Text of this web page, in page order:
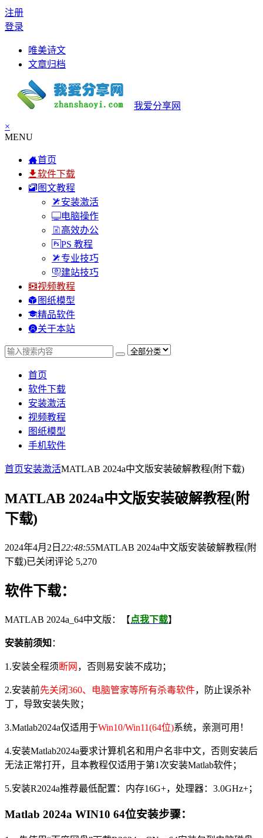
注册
登录
唯美诗文
文章归档
我爱分享网
×
MENU
首页
软件下载
图文教程
安装激活
电脑操作
高效办公
PS 教程
专业技巧
建站技巧
视频教程
图纸模型
精品软件
关于本站
首页
软件下载
安装激活
视频教程
图纸模型
手机软件
首页安装激活MATLAB 2024a中文版安装破解教程(附下载)
MATLAB 2024a中文版安装破解教程(附
下载)
2024年4月2日 22:48:55MATLAB 2024a中文版安装破解教程(附
下载)已关闭评论 5,270
软件下载：
MATLAB 2024a_64中文版：【点我下载】
安装前须知 ：
1.安装全程须断网 ，否则易安装不成功；
2.安装前先关闭360、电脑管家等所有杀毒软件，防止误杀补
丁，导致安装失败；
3.Matlab2024a仅适用于Win10/Win11(64位)系统，亲测可用！
4.安装Matlab2024a要求计算机名和用户名非中文，否则安装后
无法正常打开，且本教程仅适用于第1次安装Matlab软件；
5.安装R2024a推荐最低配置：内存16G+，处理器：3.0GHz+；
Matlab 2024a WIN10 64位安装步骤：